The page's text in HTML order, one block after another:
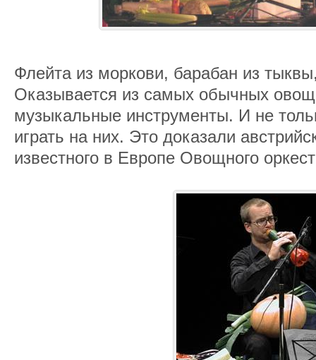
Флейта из моркови, барабан из
Оказывается из самых обычных
музыкальные инструменты. И не
играть на них. Это доказали
известного в Европе Овощного